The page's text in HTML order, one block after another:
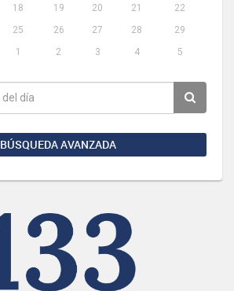
18 19 20 21
22
25 26 27 28
29
1 2 3 4 5
BÚSQUEDA AVANZADA